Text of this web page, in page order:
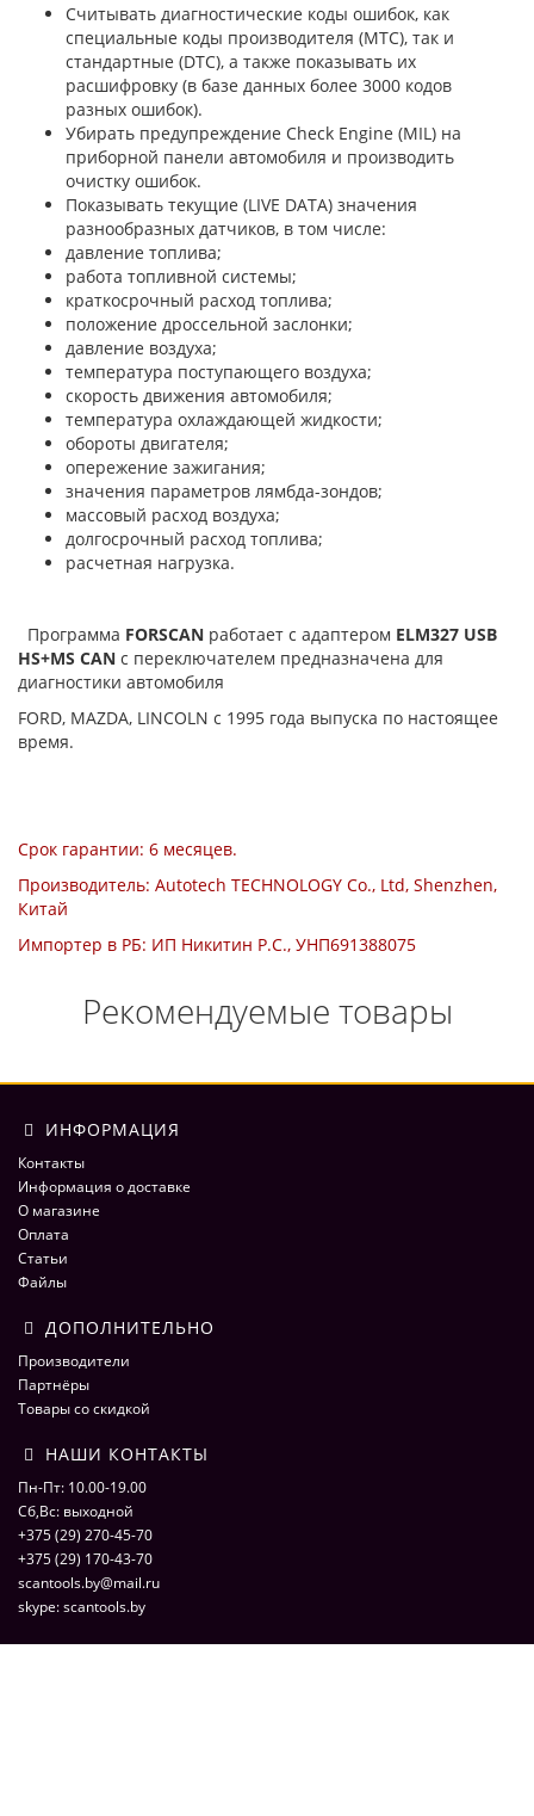
Считывать диагностические коды ошибок, как
специальные коды производителя (MTC), так и
стандартные (DTC), а также показывать их
расшифровку (в базе данных более 3000 кодов
разных ошибок).
Убирать предупреждение Check Engine (MIL) на
приборной панели автомобиля и производить
очистку ошибок.
Показывать текущие (LIVE DATA) значения
разнообразных датчиков, в том числе:
давление топлива;
работа топливной системы;
краткосрочный расход топлива;
положение дроссельной заслонки;
давление воздуха;
температура поступающего воздуха;
скорость движения автомобиля;
температура охлаждающей жидкости;
обороты двигателя;
опережение зажигания;
значения параметров лямбда-зондов;
массовый расход воздуха;
долгосрочный расход топлива;
расчетная нагрузка.
Программа FORSCAN работает с адаптером ELM327 USB
HS+MS CAN с переключателем предназначена для
диагностики автомобиля
FORD, MAZDA, LINCOLN c 1995 года выпуска по настоящее
время.
Срок гарантии: 6 месяцев.
Производитель: Autotech TECHNOLOGY Co., Ltd, Shenzhen,
Китай
Импортер в РБ: ИП Никитин Р.С., УНП691388075
Рекомендуемые товары
ИНФОРМАЦИЯ
Контакты
Информация о доставке
О магазине
Оплата
Статьи
Файлы
ДОПОЛНИТЕЛЬНО
Производители
Партнёры
Товары со скидкой
НАШИ КОНТАКТЫ
Пн-Пт: 10.00-19.00
Сб,Вс: выходной
+375 (29) 270-45-70
+375 (29) 170-43-70
scantools.by@mail.ru
skype: scantools.by